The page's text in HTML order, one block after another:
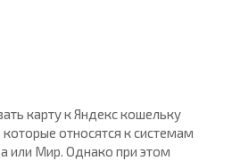
карту к Яндекс кошельку
относятся к системам
или Мир. Однако при этом